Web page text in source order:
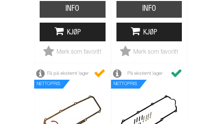
INFO
KJØP
Merk som favoritt
INFO
KJØP
Merk som favoritt
NETTOPRIS
Få på eksternt lager
NETTOPRIS
På eksternt lager